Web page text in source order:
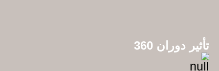
تأثير دوران 360